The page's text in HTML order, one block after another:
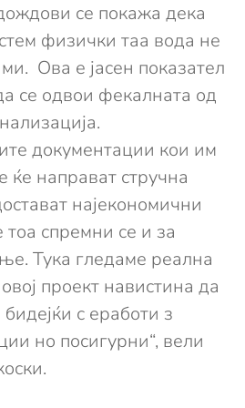
се покажа дека
физички таа вода не
Ова е јасен показател
се одвои фекалната од
документации кои им
ќе направат стручна
најекономични
спремни се и за
Тука гледаме реална
проект навистина да
с еработи з
но посигурни“, вели